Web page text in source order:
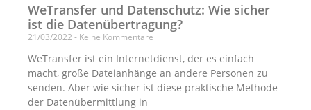
WeTransfer und Datenschutz: Wie sicher
ist die Datenübertragung?
21/03/2022 Keine Kommentare
WeTransfer ist ein Internetdienst, der es einfach
macht, große Dateianhänge an andere Personen zu
senden. Aber wie sicher ist diese praktische Methode
der Datenübermittlung in